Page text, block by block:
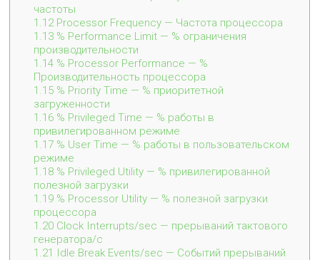
частоты
1.12Processor Frequency — Частота процессора
1.13 % Performance Limit — % ограничения
производительности
1.14 % Processor Performance — %
Производительность процессора
1.15 % Priority Time — % приоритетной
загруженности
1.16 % Privileged Time — % работы в
привилегированном режиме
1.17 % User Time — % работы в пользовательском
режиме
1.18 % Privileged Utility — % привилегированной
полезной загрузки
1.19 % Processor Utility — % полезной загрузки
процессора
1.20 Clock Interrupts/sec — прерываний тактового
генератора/с
1.21 Idle Break Events/sec — Событий прерываний